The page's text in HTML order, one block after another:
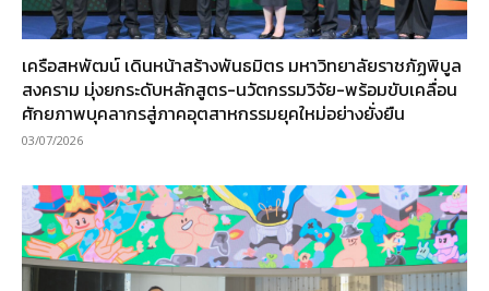
เครือสหพัฒน์ เดินหน้าสร้างพันธมิตร มหาวิทยาลัยราชภัฏพิบูล
สงคราม มุ่งยกระดับหลักสูตร-นวัตกรรมวิจัย-พร้อมขับเคลื่อน
ศักยภาพบุคลากรสู่ภาคอุตสาหกรรมยุคใหม่อย่างยั่งยืน
03/07/2026